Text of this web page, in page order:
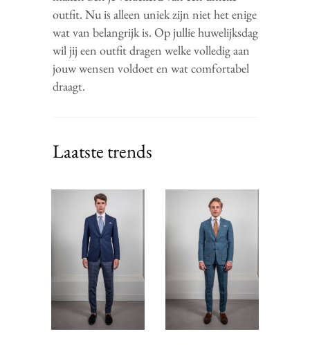
outfit. Nu is alleen uniek zijn niet het enige
wat van belangrijk is. Op jullie huwelijksdag
wil jij een outfit dragen welke volledig aan
jouw wensen voldoet en wat comfortabel
draagt.
Laatste trends